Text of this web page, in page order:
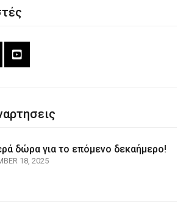
δώρα για το επόμενο δεκαήμερο!
18, 2025